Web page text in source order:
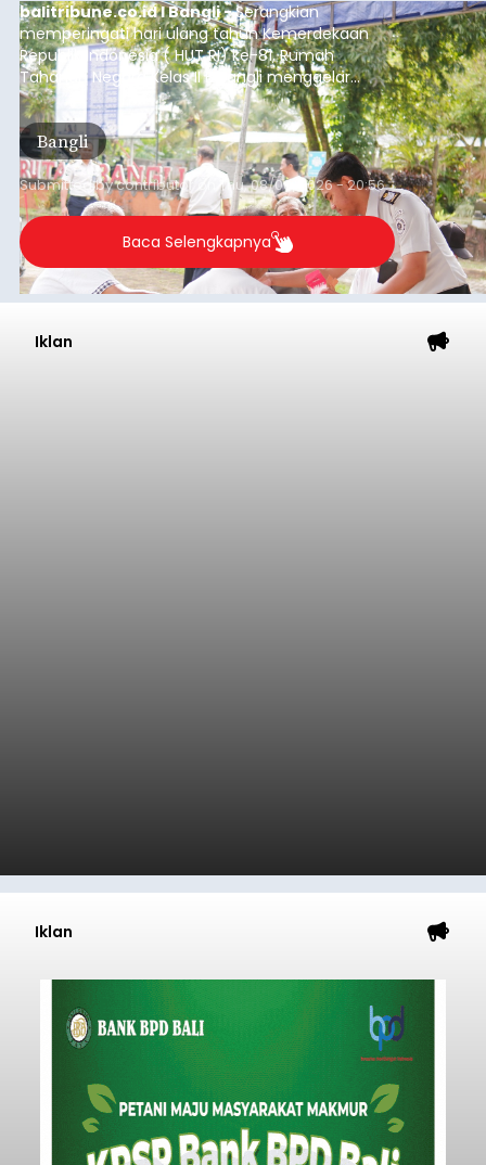
balitribune.co.id I Bangli -Serangkian
memperingati hari ulang tahun Kemerdekaan
Republik Indonesia ( HUT RI) ke-81, Rumah
Tahanan Negara Kelas II B Bangli menggelar
kegiatan pemeriksaan kesehatan gratis, Rabu
(6/8/2026).
Bangli
Submitted bycontributor Thu, 08/06/2026 - 20:56
Baca Selengkapnya
Iklan
Iklan